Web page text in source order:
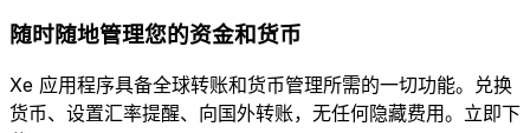
随时随地管理您的资金和货币
Xe 应用程序具备全球转账和货币管理所需的一切功能。兑换
货币、设置汇率提醒、向国外转账，无任何隐藏费用。立即下